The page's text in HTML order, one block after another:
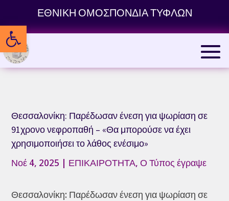
content
Ανοίξτε τη γραμμή εργαλείων
ΕΘΝΙΚΗ ΟΜΟΣΠΟΝΔΙΑ ΤΥΦΛΩΝ
Θεσσαλονίκη: Παρέδωσαν ένεση για ψωρίαση σε
91χρονο νεφροπαθή – «Θα μπορούσε να έχει
χρησιμοποιήσει το λάθος ενέσιμο»
Νοέ 4, 2025 | ΕΠΙΚΑΙΡΟΤΗΤΑ,Ο Τύπος έγραψε
Θεσσαλονίκη: Παρέδωσαν ένεση για ψωρίαση σε